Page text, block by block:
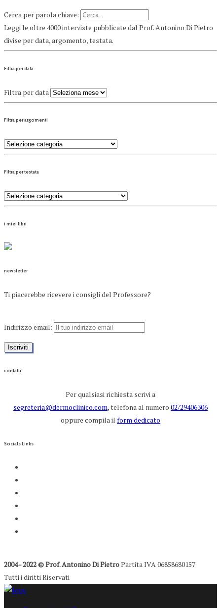
Cerca per parola chiave:
Leggi le oltre 4000 interviste pubblicate dal Prof. Antonino Di Pietro
divise per data, argomento, testata.
Filtra per data
Filtra per data
Filtra per argomenti
Filtra per testata
i miei libri
newsletter
Ti piacerebbe ricevere i consigli del Professore?
Indirizzo email:
contatti
Per qualsiasi richiesta scrivi a
segreteria@dermoclinico.com, telefona al numero 02/29406306
oppure compila il form dedicato
Socials Links
2004 - 2022 © Prof. Antonino Di PietroPartita IVA 06858680157
Tutti i diritti Riservati